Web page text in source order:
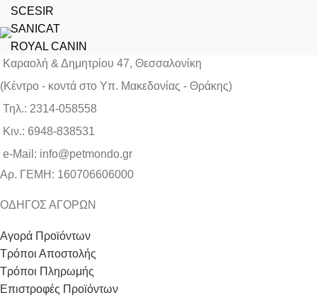
SCESIR
SANICAT
ROYAL CANIN
Καραολή & Δημητρίου 47, Θεσσαλονίκη
(Kέντρο - κοντά στο Yπ. Μακεδονίας - Θράκης)
Τηλ.: 2314-058558
Κιν.: 6948-838531
e-Mail: info@petmondo.gr
Aρ. ΓΕΜΗ: 160706606000
ΟΔΗΓΟΣ ΑΓΟΡΩΝ
Αγορά Προϊόντων
Τρόποι Αποστολής
Τρόποι Πληρωμής
Επιστροφές Προϊόντων